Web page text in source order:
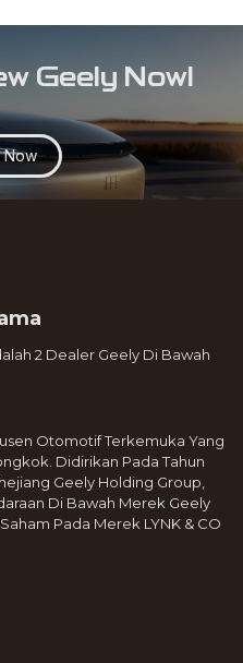
Geely Now!
Now
2 Dealer Geely Di Bawah
Otomotif Terkemuka Yang
Didirikan Pada Tahun
Geely Holding Group,
Di Bawah Merek Geely
Pada Merek LYNK & CO